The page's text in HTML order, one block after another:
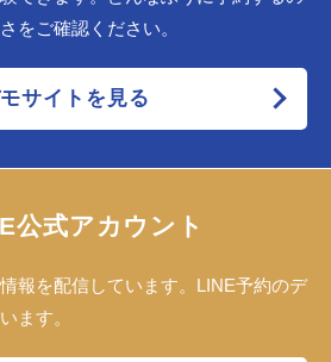
をご確認ください。
サイトを見る
公式アカウント
報を配信しています。LINE予約のデ
ます。